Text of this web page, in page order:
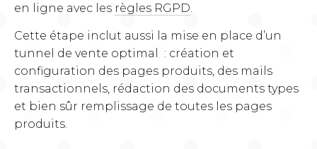
en ligne avec les règles RGPD.
Cette étape inclut aussi la mise en place d’un
tunnel de vente optimal : création et
configuration des pages produits, des mails
transactionnels, rédaction des documents types
et bien sûr remplissage de toutes les pages
produits.